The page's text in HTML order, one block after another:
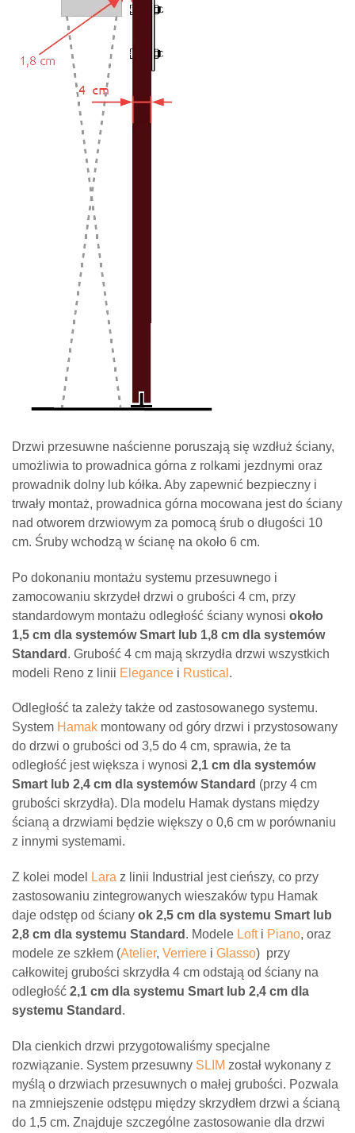
Drzwi przesuwne naścienne poruszają się wzdłuż ściany,
umożliwia to prowadnica górna z rolkami jezdnymi oraz
prowadnik dolny lub kółka. Aby zapewnić bezpieczny i
trwały montaż, prowadnica górna mocowana jest do ściany
nad otworem drzwiowym za pomocą śrub o długości 10
cm. Śruby wchodzą w ścianę na około 6 cm.
Po dokonaniu montażu systemu przesuwnego i
zamocowaniu skrzydeł drzwi o grubości 4 cm, przy
standardowym montażu odległość ściany wynosi około
1,5 cm dla systemów Smart lub 1,8 cm dla systemów
Standard . Grubość 4 cm mają skrzydła drzwi wszystkich
modeli Reno z linii Elegance i Rustical .
Odległość ta zależy także od zastosowanego systemu.
System Hamak montowany od góry drzwi i przystosowany
do drzwi o grubości od 3,5 do 4 cm, sprawia, że ta
odległość jest większa i wynosi 2,1 cm dla systemów
Smart lub 2,4 cm dla systemów Standard (przy 4 cm
grubości skrzydła). Dla modelu Hamak dystans między
ścianą a drzwiami będzie większy o 0,6 cm w porównaniu
z innymi systemami.
Z kolei model Lara z linii Industrial jest cieńszy, co przy
zastosowaniu zintegrowanych wieszaków typu Hamak
daje odstęp od ściany ok 2,5 cm dla systemu Smart lub
2,8 cm dla systemu Standard . Modele Lofti Piano, oraz
modele ze szkłem (Atelier, Verriere i Glasso) przy
całkowitej grubości skrzydła 4 cm odstają od ściany na
odległość 2,1 cm dla systemu Smart lub 2,4 cm dla
systemu Standard .
Dla cienkich drzwi przygotowaliśmy specjalne
rozwiązanie. System przesuwny SLIM został wykonany z
myślą o drzwiach przesuwnych o małej grubości. Pozwala
na zmniejszenie odstępu między skrzydłem drzwi a ścianą
do 1,5 cm. Znajduje szczególne zastosowanie dla drzwi